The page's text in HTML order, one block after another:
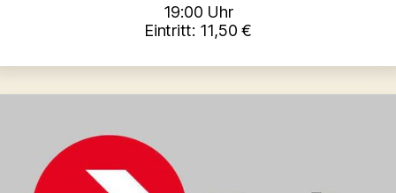
19:00 Uhr
Eintritt: 11,50 €